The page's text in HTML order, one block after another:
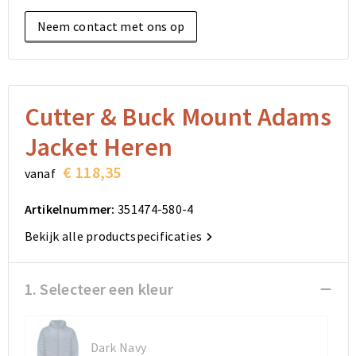
Elektronica, Gadgets en USB
Sleutelhangers en Lanyards
Anti-stress
Lampen en Gereedschap
Aanstekers
Snoepgoed
Sinterklaas
Reistassensets
Goodiebags
Golftassen
Opvouwbare tassen
Autotassen
Matrozentassen
Schoudertassen
Rugzakken
Accessoires voor tassen
Bodywarmers
Kleding sets
Reistassensets
Goodiebags
Golftassen
Opvouwbare tassen
Autotassen
Matrozentassen
Schoudertassen
Rugzakken
Accessoires voor tassen
Overhemden
Jassen
Broeken en Rokken
Schoenen
Neem contact met ons op
Cutter & Buck Mount Adams
Jacket Heren
vanaf € 118,35
Artikelnummer: 351474-580-4
Bekijk alle productspecificaties
1. Selecteer een kleur
Dark Navy